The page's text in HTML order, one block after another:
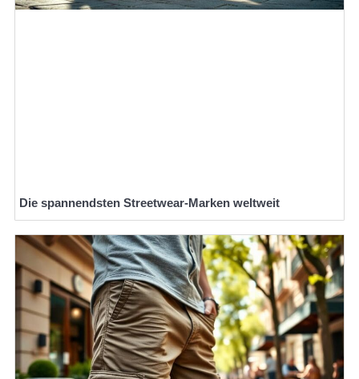
Die spannendsten Streetwear-Marken weltweit